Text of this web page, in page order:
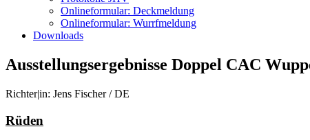
Onlineformular: Deckmeldung
Onlineformular: Wurrfmeldung
Downloads
Ausstellungsergebnisse Doppel CAC
Richter|in: Jens Fischer / DE
Rüden